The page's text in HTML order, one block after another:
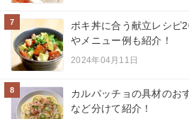
7
ポキ丼に合う献立レシピ
やメニュー例も紹介！
2024年04月11日
8
カルパッチョの具材のお
など分けて紹介！